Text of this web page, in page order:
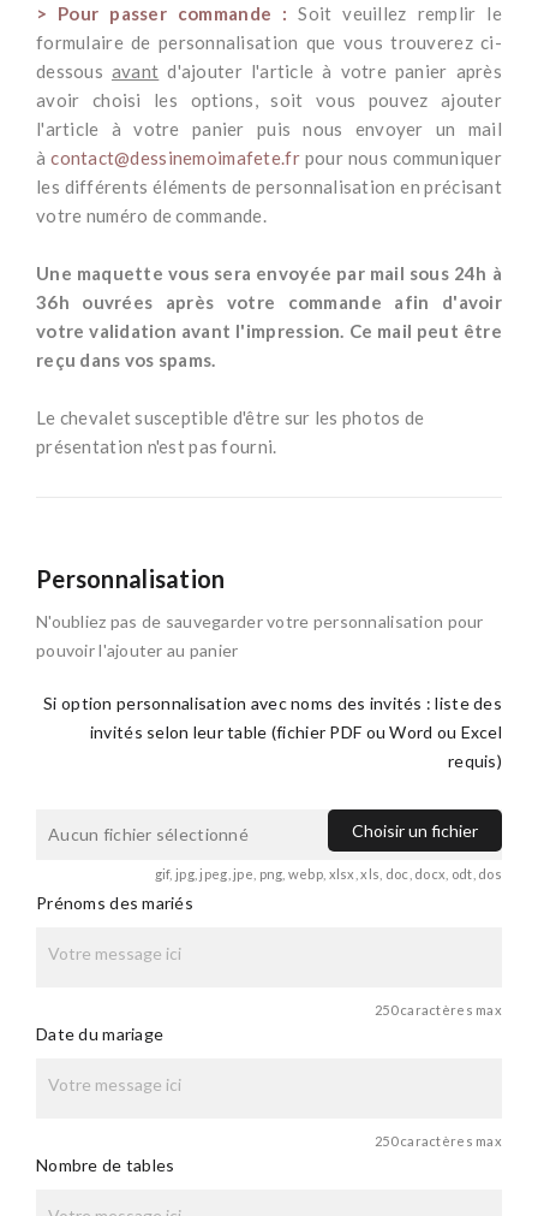
> Pour passer commande : Soit veuillez remplir le
formulaire de personnalisation que vous trouverez ci-
dessous avant d'ajouter l'article à votre panier après
avoir choisi les options, soit vous pouvez ajouter
l'article à votre panier puis nous envoyer un mail
àcontact@dessinemoimafete.fr pour nous communiquer
les différents éléments de personnalisation en précisant
votre numéro de commande.
Une maquette vous sera envoyée par mail sous 24h à
36h ouvrées après votre commande afin d'avoir
votre validation avant l'impression. Ce mail peut être
reçu dans vos spams.
Le chevalet susceptible d'être sur les photos de
présentation n'est pas fourni.
Personnalisation
N'oubliez pas de sauvegarder votre personnalisation pour
pouvoir l'ajouter au panier
Si option personnalisation avec noms des invités : liste des
invités selon leur table (fichier PDF ou Word ou Excel
requis)
Aucun fichier sélectionné Choisir un fichier
gif, jpg, jpeg, jpe, png, webp, xlsx, xls, doc, docx, odt, dos
Prénoms des mariés
250 caractères max
Date du mariage
250 caractères max
Nombre de tables